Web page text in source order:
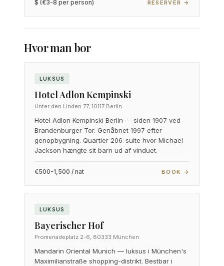
$ (€3-8 per person) RESERVÉR →
Hvor man bor
LUKSUS
Hotel Adlon Kempinski
Unter den Linden 77, 10117 Berlin
Hotel Adlon Kempinski Berlin — siden 1907 ved
Brandenburger Tor. Genåbnet 1997 efter
genopbygning. Quartier 206-suite hvor Michael
Jackson hængte sit barn ud af vinduet.
€500-1,500 / nat BOOK →
LUKSUS
Bayerischer Hof
Promenadeplatz 2-6, 80333 München
Mandarin Oriental Munich — luksus i München's
Maximilianstraße shopping-distrikt. Bestbar i